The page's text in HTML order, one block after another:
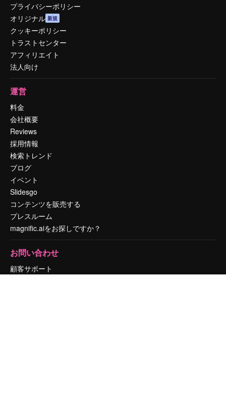
プライバシーポリシー
オリジナル 新規
クッキーポリシー
トラストセンター
アフィリエイト
法人向け
運営
料金
会社概要
Reviews
採用情報
検索トレンド
ブログ
イベント
Slidesgo
コンテンツを販売する
プレスルーム
magnific.aiをお探しですか？
お問い合わせ
顧客サポート